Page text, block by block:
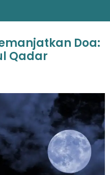
Doa:
Qadar